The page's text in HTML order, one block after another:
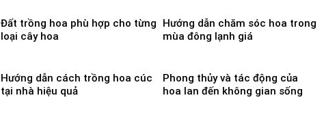
Đất trồng hoa phù hợp cho từng
loại cây hoa
Hướng dẫn chăm sóc hoa trong
mùa đông lạnh giá
Hướng dẫn cách trồng hoa cúc
tại nhà hiệu quả
Phong thủy và tác động của
hoa lan đến không gian sống